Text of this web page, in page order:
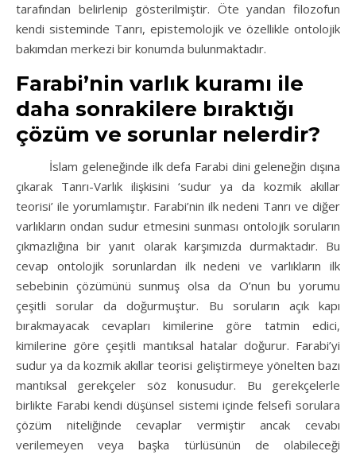
tarafından belirlenip gösterilmiştir. Öte yandan filozofun
kendi sisteminde Tanrı, epistemolojik ve özellikle ontolojik
bakımdan merkezi bir konumda bulunmaktadır.
Farabi’nin varlık kuramı ile
daha sonrakilere bıraktığı
çözüm ve sorunlar nelerdir?
İslam geleneğinde ilk defa Farabi dini geleneğin dışına
çıkarak Tanrı-Varlık ilişkisini ‘sudur ya da kozmik akıllar
teorisi’ ile yorumlamıştır. Farabi’nin ilk nedeni Tanrı ve diğer
varlıkların ondan sudur etmesini sunması ontolojik soruların
çıkmazlığına bir yanıt olarak karşımızda durmaktadır. Bu
cevap ontolojik sorunlardan ilk nedeni ve varlıkların ilk
sebebinin çözümünü sunmuş olsa da O’nun bu yorumu
çeşitli sorular da doğurmuştur. Bu soruların açık kapı
bırakmayacak cevapları kimilerine göre tatmin edici,
kimilerine göre çeşitli mantıksal hatalar doğurur. Farabi’yi
sudur ya da kozmik akıllar teorisi geliştirmeye yönelten bazı
mantıksal gerekçeler söz konusudur. Bu gerekçelerle
birlikte Farabi kendi düşünsel sistemi içinde felsefi sorulara
çözüm niteliğinde cevaplar vermiştir ancak cevabı
verilemeyen veya başka türlüsünün de olabileceği